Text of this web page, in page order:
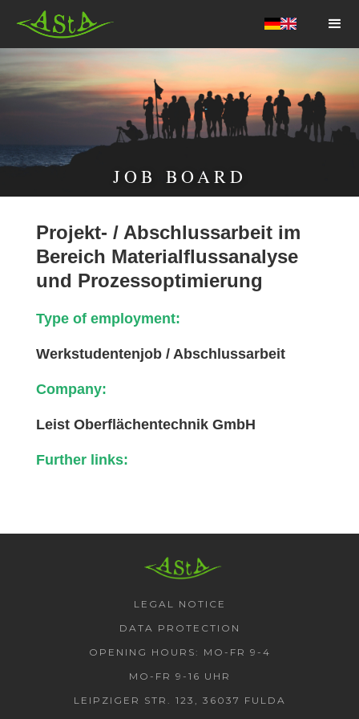
AStA HSF
JOB BOARD
Projekt- / Abschlussarbeit im
Bereich Materialflussanalyse
und Prozessoptimierung
Type of employment:
Werkstudentenjob / Abschlussarbeit
Company:
Leist Oberflächentechnik GmbH
Further links:
AStA HSF
LEGAL NOTICE
DATA PROTECTION
OPENING HOURS: MO-FR 9-4
MO-FR 9-16 UHR
LEIPZIGER STR. 123, 36037 FULDA